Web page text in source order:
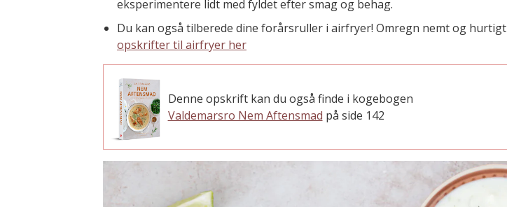
eksperimentere lidt med fyldet efter smag og behag.
Du kan også tilberede dine forårsruller i airfryer! Omregn nemt og hurtigt
opskrifter til airfryer her
Denne opskrift kan du også finde i kogebogen
Valdemarsro Nem Aftensmad på side 142